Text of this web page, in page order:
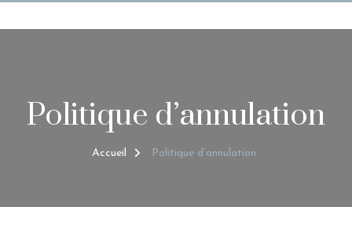
Politique d’annulation
Accueil Politique d’annulation